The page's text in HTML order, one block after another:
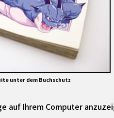
unter dem Buchschutz
auf Ihrem Computer